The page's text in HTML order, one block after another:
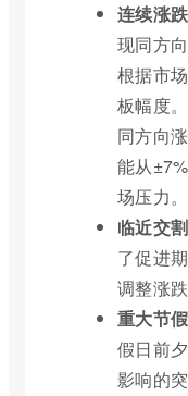
连续涨
现同方
根据市
板幅度
同方向
能从
场压力。
临近交
了促进
调整涨
重大节
假日前
影响的